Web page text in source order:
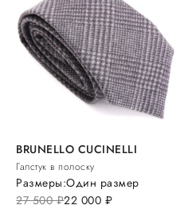
BRUNELLO CUCINELLI
Галстук в полоску
27 500руб.22 000 руб.
Размеры:Один размер